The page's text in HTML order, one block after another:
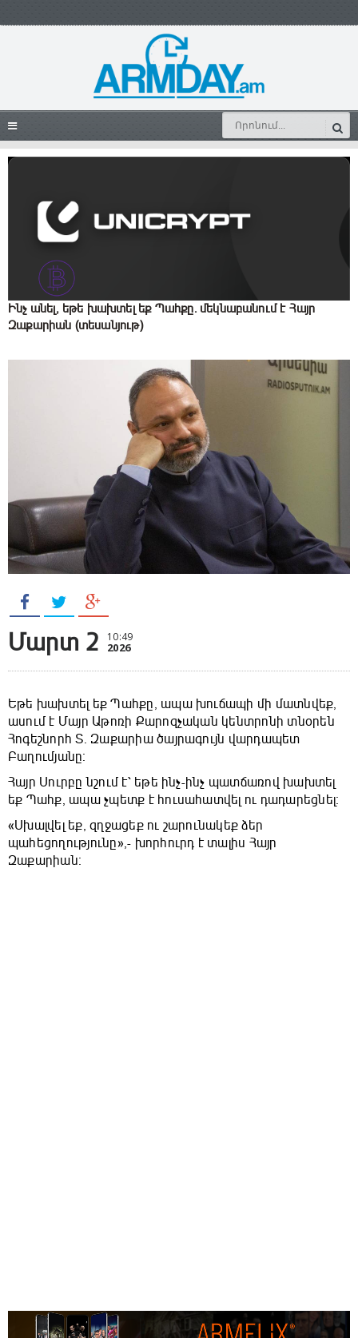
Ինչ անել, եթե խախտել եք Պահքը. մեկնաբանում է Հայր
Զաքարիան (տեսանյութ)
Մարտ 2 10:49
2026
Եթե խախտել եք Պահքը, ապա խուճապի մի մատնվեք,
ասում է Մայր Աթոռի Քարոզչական կենտրոնի տնօրեն
Հոգեշնորհ Տ. Զաքարիա ծայրագույն վարդապետ
Բաղումյանը։
Հայր Սուրբը նշում է՝ եթե ինչ-ինչ պատճառով խախտել
եք Պահք, ապա չպետք է հուսահատվել ու դադարեցնել։
«Սխալվել եք, զղջացեք ու շարունակեք ձեր
պահեցողությունը»,- խորհուրդ է տալիս Հայր
Զաքարիան։